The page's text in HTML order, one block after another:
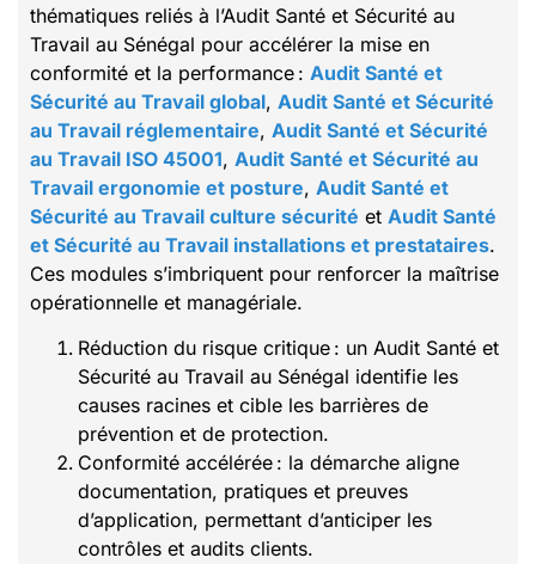
thématiques reliés à l’Audit Santé et Sécurité au
Travail au Sénégal pour accélérer la mise en
conformité et la performance : Audit Santé et
Sécurité au Travail global, Audit Santé et Sécurité
au Travail réglementaire, Audit Santé et Sécurité
au Travail ISO 45001, Audit Santé et Sécurité au
Travail ergonomie et posture, Audit Santé et
Sécurité au Travail culture sécurité et Audit Santé
et Sécurité au Travail installations et prestataires.
Ces modules s’imbriquent pour renforcer la maîtrise
opérationnelle et managériale.
Réduction du risque critique : un Audit Santé et
Sécurité au Travail au Sénégal identifie les
causes racines et cible les barrières de
prévention et de protection.
Conformité accélérée : la démarche aligne
documentation, pratiques et preuves
d’application, permettant d’anticiper les
contrôles et audits clients.